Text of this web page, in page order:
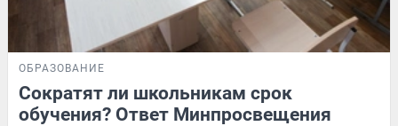
ОБРАЗОВАНИЕ
Сократят ли школьникам срок
обучения? Ответ Минпросвещения